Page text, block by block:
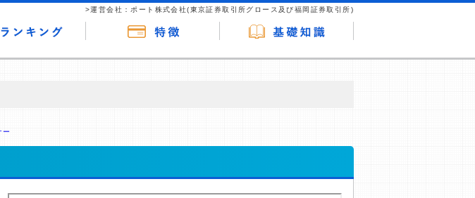
>運営会社：ポート株式会社(東京証券取引所グロース及び福岡証券取引所)
ー